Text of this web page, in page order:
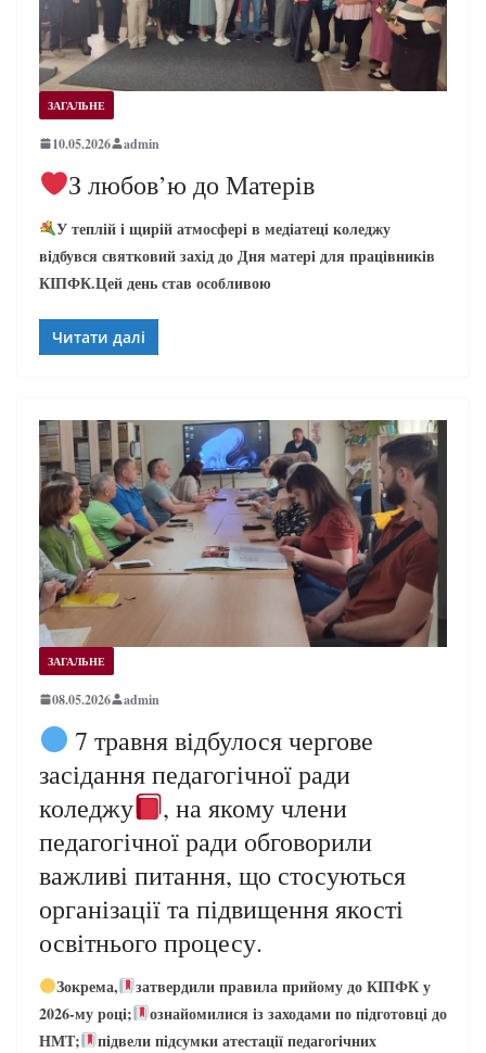
ЗАГАЛЬНЕ
10.05.2026 admin
З любов’ю до Матерів
У теплій і щирій атмосфері в медіатеці коледжу
відбувся святковий захід до Дня матері для працівників
КІПФК.Цей день став особливою
Читати далі
ЗАГАЛЬНЕ
08.05.2026 admin
7 травня відбулося чергове
засідання педагогічної ради
коледжу
, на якому члени
педагогічної ради обговорили
важливі питання, що стосуються
організації та підвищення якості
освітнього процесу.
Зокрема,
затвердили правила прийому до КІПФК у
2026-му році;
ознайомилися із заходами по підготовці до
НМТ;
підвели підсумки атестації педагогічних